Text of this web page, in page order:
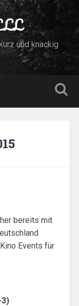
und knackig
bereits mit
Events für
3)